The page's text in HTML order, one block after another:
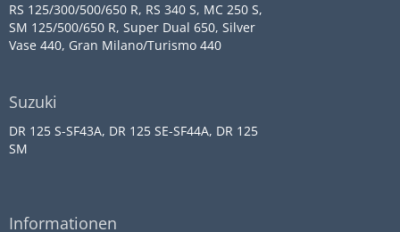
RS 125/300/500/650 R, RS 340 S, MC 250 S,
SM 125/500/650 R, Super Dual 650, Silver
Vase 440, Gran Milano/Turismo 440
Suzuki
DR 125 S-SF43A, DR 125 SE-SF44A, DR 125
SM
Informationen